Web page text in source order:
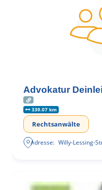
Advokatur
339.07 km
Rechtsanwälte
Adresse: Willy-Lessing-